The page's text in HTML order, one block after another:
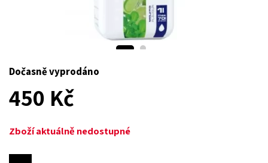
Dočasně vyprodáno
450 Kč
Zboží aktuálně nedostupné